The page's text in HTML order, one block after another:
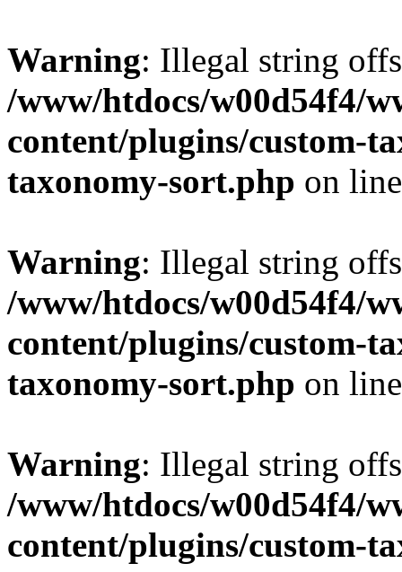
Warning: Illegal string
/www/htdocs/w00d54f4/
content/plugins/custom-
taxonomy-sort.php on
Warning: Illegal string
/www/htdocs/w00d54f4/
content/plugins/custom-
taxonomy-sort.php on
Warning: Illegal string
/www/htdocs/w00d54f4/
content/plugins/custom-